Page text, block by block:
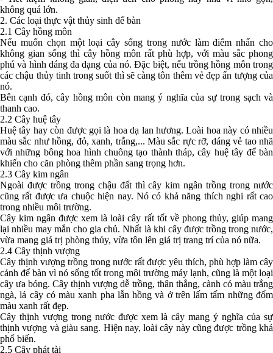
không quá lớn.
2. Các loại thực vật thủy sinh để bàn
2.1 Cây hồng môn
Nếu muốn chọn một loại cây sống trong nước làm điểm nhấn cho
không gian sống thì cây hồng môn rất phù hợp, với màu sắc phong
phú và hình dáng đa dạng của nó. Đặc biệt, nếu trồng hồng môn trong
các chậu thủy tinh trong suốt thì sẽ càng tôn thêm vẻ đẹp ấn tượng của
nó.
Bên cạnh đó, cây hồng môn còn mang ý nghĩa của sự trong sạch và
thanh cao.
2.2 Cây huệ tây
Huệ tây hay còn được gọi là hoa dạ lan hương. Loài hoa này có nhiều
màu sắc như hồng, đỏ, xanh, trắng,... Màu sắc rực rỡ, dáng vẻ tao nhã
với những bông hoa hình chuông tạo thành tháp, cây huệ tây để bàn
khiến cho căn phòng thêm phần sang trọng hơn.
2.3 Cây kim ngân
Ngoài được trồng trong chậu đất thì cây kim ngân trồng trong nước
cũng rất được ưa chuộc hiện nay. Nó có khả năng thích nghi rất cao
trong nhiều môi trường.
Cây kim ngân được xem là loài cây rất tốt về phong thủy, giúp mang
lại nhiều may mắn cho gia chủ. Nhất là khi cây được trồng trong nước,
vừa mang giá trị phòng thủy, vừa tôn lên giá trị trang trí của nó nữa.
2.4 Cây thịnh vượng
Cây thịnh vượng trồng trong nước rất được yêu thích, phù hợp làm cây
cảnh để bàn vì nó sống tốt trong môi trường máy lạnh, cũng là một loại
cây ưa bóng. Cây thịnh vượng dễ trồng, thân thẳng, cành có màu trắng
ngà, lá cây có màu xanh pha lẫn hồng và ở trên lấm tấm những đốm
màu xanh rất đẹp.
Cây thịnh vượng trong nước được xem là cây mang ý nghĩa của sự
thịnh vượng và giàu sang. Hiện nay, loài cây này cũng được trồng khá
phổ biến.
2.5 Cây phát tài